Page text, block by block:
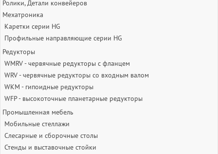
Ролики, Детали конвейеров
Мехатроника
Каретки серии HG
Профильные направляющие серии HG
Редукторы
WMRV - червячные редукторы с фланцем
WRV - червячные редукторы со входным валом
WKM - гипоидные редукторы
WFP - высокоточные планетарные редукторы
Промышленная мебель
Мобильные стеллажи
Слесарные и сборочные столы
Стенды и выставочные стойки